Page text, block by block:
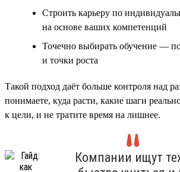
Строить карьеру по
на основе ваших компетенций
Точечно выбирать обучение —
и точки роста
Такой подход даёт больше контроля над
понимаете, куда расти, какие шаги
к цели, и не тратите время на лишнее.
Компании ищут